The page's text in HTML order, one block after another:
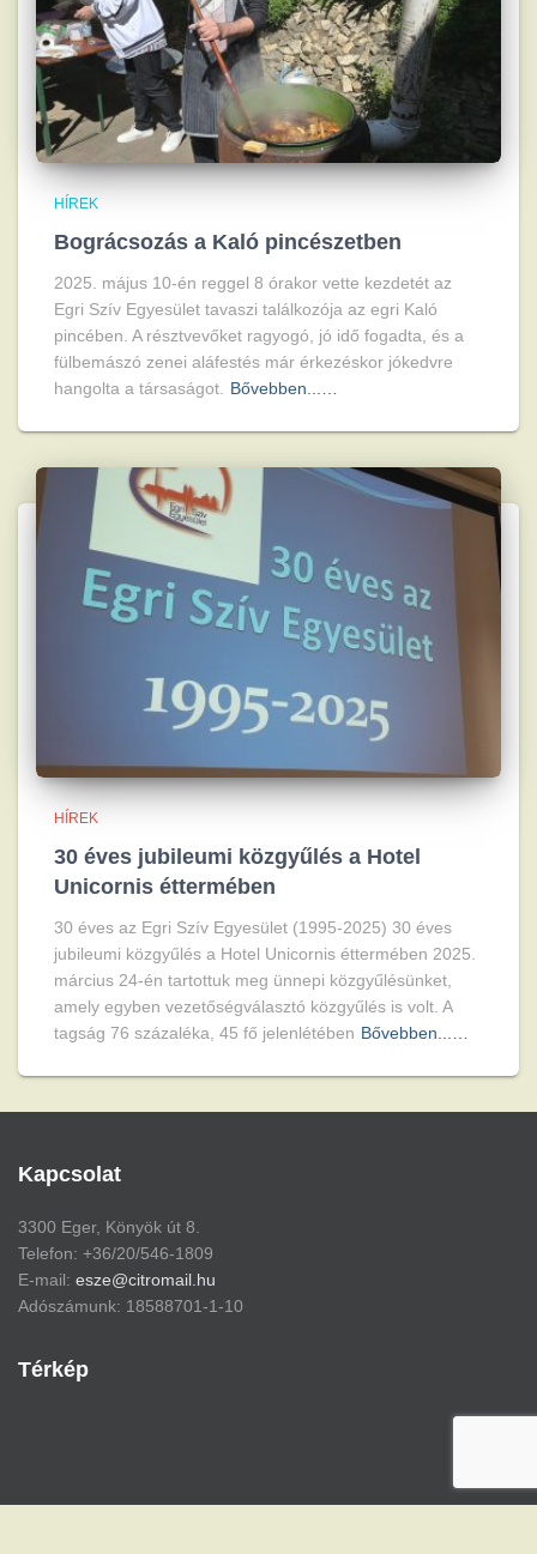
HÍREK
Bográcsozás a Kaló pincészetben
2025. május 10-én reggel 8 órakor vette kezdetét az
Egri Szív Egyesület tavaszi találkozója az egri Kaló
pincében. A résztvevőket ragyogó, jó idő fogadta, és a
fülbemászó zenei aláfestés már érkezéskor jókedvre
hangolta a társaságot. Bővebben...…
HÍREK
30 éves jubileumi közgyűlés a Hotel
Unicornis éttermében
30 éves az Egri Szív Egyesület (1995-2025) 30 éves
jubileumi közgyűlés a Hotel Unicornis éttermében 2025.
március 24-én tartottuk meg ünnepi közgyűlésünket,
amely egyben vezetőségválasztó közgyűlés is volt. A
tagság 76 százaléka, 45 fő jelenlétében Bővebben...…
Kapcsolat
3300 Eger, Könyök út 8.
Telefon: +36/20/546-1809
E-mail: esze@citromail.hu
Adószámunk: 18588701-1-10
Térkép